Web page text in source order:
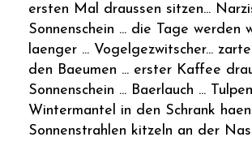
ersten Mal draussen sitzen...
Sonnenschein ... die Tage werden
laenger ... Vogelgezwitscher...
den Baeumen ... erster Kaffee
Sonnenschein ... Baerlauch ...
Wintermantel in den Schrank
Sonnenstrahlen kitzeln an der